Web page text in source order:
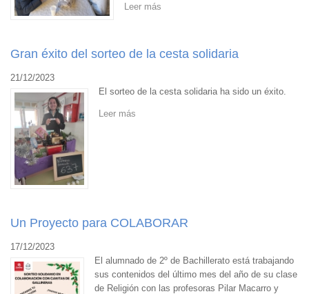
Leer más
Gran éxito del sorteo de la cesta solidaria
21/12/2023
El sorteo de la cesta solidaria ha sido un éxito.
Leer más
Un Proyecto para COLABORAR
17/12/2023
El alumnado de 2º de Bachillerato está trabajando
sus contenidos del último mes del año de su clase
de Religión con las profesoras Pilar Macarro y